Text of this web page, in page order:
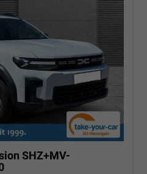
SHZ+MV-